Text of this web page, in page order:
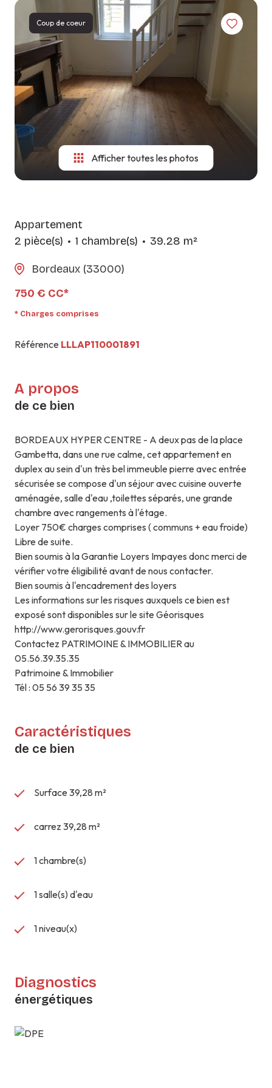
CONSITUTER
VOTRE
DOSSIER
GUIDE DU
LOCATAIRE
LES
AGENCES
NOS
MÉTIERS
CONTACT
SYNDIC
Coup de coeur
Afficher toutes les photos
Appartement
2 pièce(s)
1 chambre(s) 39.28 m²
Bordeaux (33000)
750 € CC*
* Charges comprises
Référence LLLAP110001891
A propos
de ce bien
BORDEAUX HYPER CENTRE - A deux pas de la place
Gambetta, dans une rue calme, cet appartement en
duplex au sein d'un très bel immeuble pierre avec entrée
sécurisée se compose d'un séjour avec cuisine ouverte
aménagée, salle d'eau ,toilettes séparés, une grande
chambre avec rangements à l'étage.
Loyer 750€ charges comprises ( communs + eau froide)
Libre de suite.
Bien soumis à la Garantie Loyers Impayes donc merci de
vérifier votre éligibilité avant de nous contacter.
Bien soumis à l'encadrement des loyers
Les informations sur les risques auxquels ce bien est
exposé sont disponibles sur le site Géorisques
http://www.gerorisques.gouv.fr
Contactez PATRIMOINE & IMMOBILIER au
05.56.39.35.35
Patrimoine & Immobilier
Tél : 05 56 39 35 35
Caractéristiques
de ce bien
Surface 39,28 m²
carrez 39,28 m²
1 chambre(s)
1 salle(s) d'eau
1 niveau(x)
Diagnostics
énergétiques